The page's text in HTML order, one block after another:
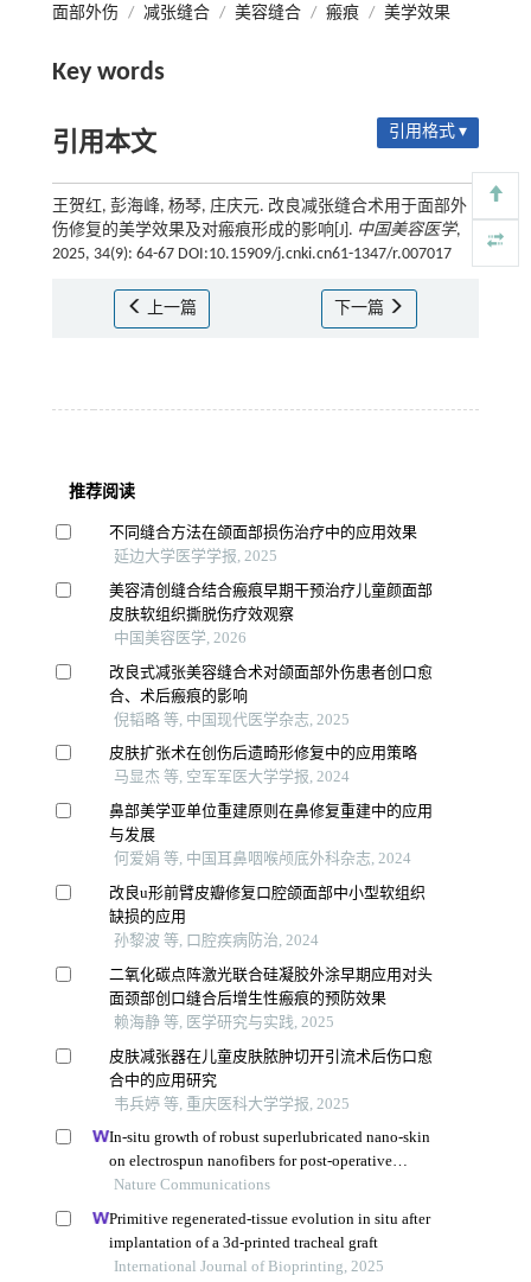
面部外伤 / 减张缝合 / 美容缝合 / 瘢痕 / 美学效果
Key words
引用本文 引用格式 ▾
王贺红, 彭海峰, 杨琴, 庄庆元. 改良减张缝合术用于面部外
伤修复的美学效果及对瘢痕形成的影响[J]. 中国美容医学,
2025, 34(9): 64-67 DOI:10.15909/j.cnki.cn61-1347/r.007017
上一篇 下一篇